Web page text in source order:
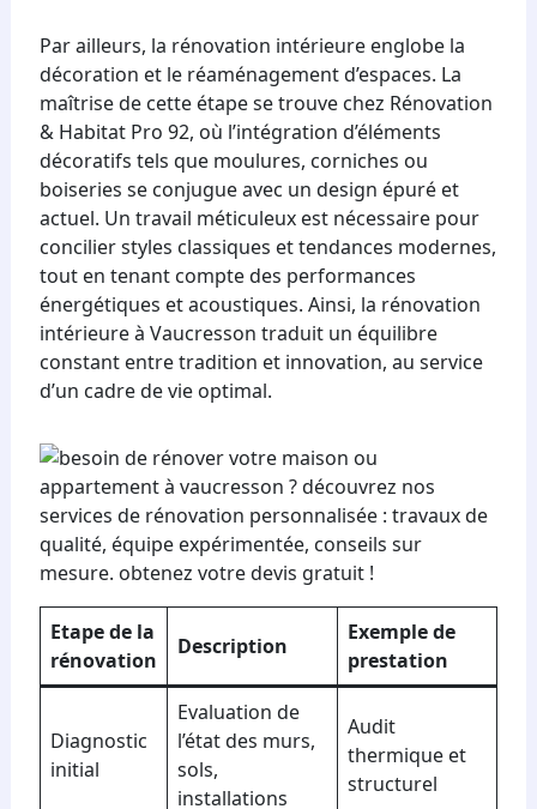
Par ailleurs, la rénovation intérieure englobe la
décoration et le réaménagement d’espaces. La
maîtrise de cette étape se trouve chez Rénovation
& Habitat Pro 92, où l’intégration d’éléments
décoratifs tels que moulures, corniches ou
boiseries se conjugue avec un design épuré et
actuel. Un travail méticuleux est nécessaire pour
concilier styles classiques et tendances modernes,
tout en tenant compte des performances
énergétiques et acoustiques. Ainsi, la rénovation
intérieure à Vaucresson traduit un équilibre
constant entre tradition et innovation, au service
d’un cadre de vie optimal.
Etape de la
rénovation
Description
Exemple de
prestation
Diagnostic
initial
Evaluation de
l’état des murs,
sols,
installations
Audit
thermique et
structurel